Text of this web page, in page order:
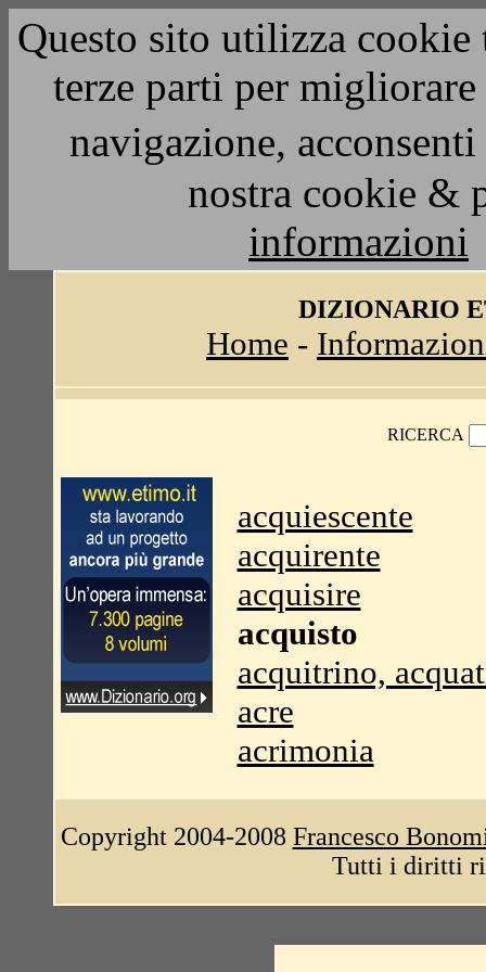
Questo sito utilizza
terze parti per
navigazione,
nostra cookie &
informazioni
DIZIONARIO
Home -
RICERCA
acquiescente
acquirente
acquisire
acquisto
acquitrino,
acre
acrimonia
Copyright 2004-2008 Francesco
Tutti i diritti